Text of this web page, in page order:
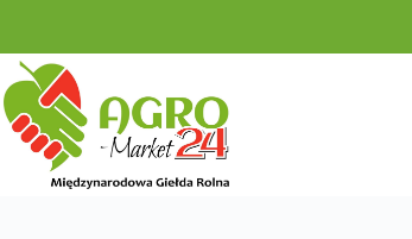
treści